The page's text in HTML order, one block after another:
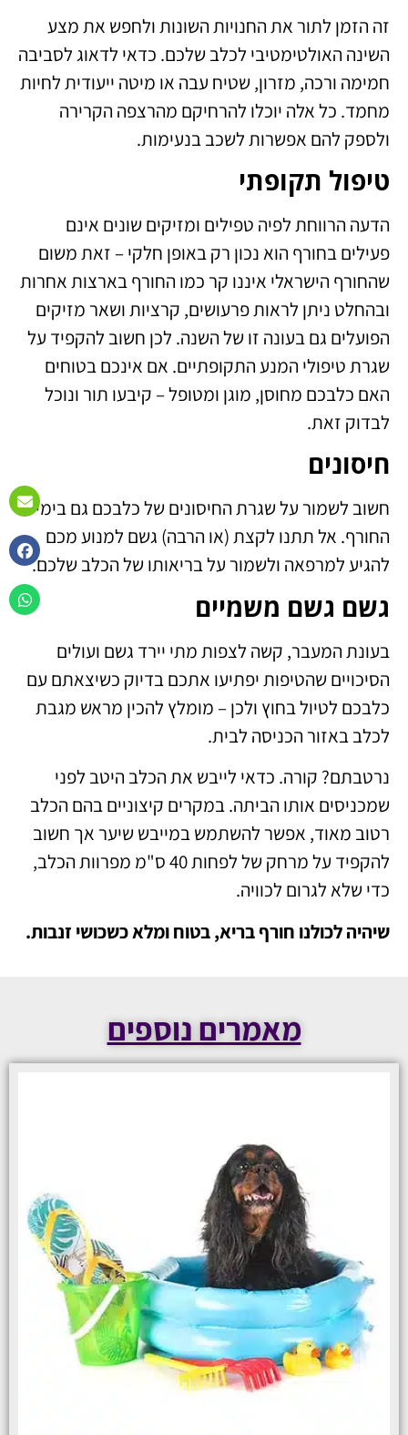
זה הזמן לתור את החנויות השונות ולחפש את מצע
השינה האולטימטיבי לכלב שלכם. כדאי לדאוג לסביבה
חמימה ורכה, מזרון, שטיח עבה או מיטה ייעודית לחיות
מחמד. כל אלה יוכלו להרחיקם מהרצפה הקרירה
ולספק להם אפשרות לשכב בנעימות.
טיפול תקופתי
הדעה הרווחת לפיה טפילים ומזיקים שונים אינם
פעילים בחורף הוא נכון רק באופן חלקי – זאת משום
שהחורף הישראלי איננו קר כמו החורף בארצות אחרות
ובהחלט ניתן לראות פרעושים, קרציות ושאר מזיקים
הפועלים גם בעונה זו של השנה. לכן חשוב להקפיד על
שגרת טיפולי המנע התקופתיים. אם אינכם בטוחים
האם כלבכם מחוסן, מוגן ומטופל – קיבעו תור ונוכל
לבדוק זאת.
חיסונים
חשוב לשמור על שגרת החיסונים של כלבכם גם בימי
החורף. אל תתנו לקצת (או הרבה) גשם למנוע מכם
להגיע למרפאה ולשמור על בריאותו של הכלב שלכם.
גשם גשם משמיים
בעונת המעבר, קשה לצפות מתי יירד גשם ועולים
הסיכויים שהטיפות יפתיעו אתכם בדיוק כשיצאתם עם
כלבכם לטיול בחוץ ולכן – מומלץ להכין מראש מגבת
לכלב באזור הכניסה לבית.
נרטבתם? קורה. כדאי לייבש את הכלב היטב לפני
שמכניסים אותו הביתה. במקרים קיצוניים בהם הכלב
רטוב מאוד, אפשר להשתמש במייבש שיער אך חשוב
להקפיד על מרחק של לפחות 40 ס"מ מפרוות הכלב,
כדי שלא לגרום לכוויה.
שיהיה לכולנו חורף בריא, בטוח ומלא כשכושי זנבות.
מאמרים נוספים